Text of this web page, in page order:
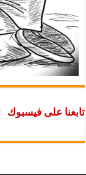
تابعنا على فيسبوك